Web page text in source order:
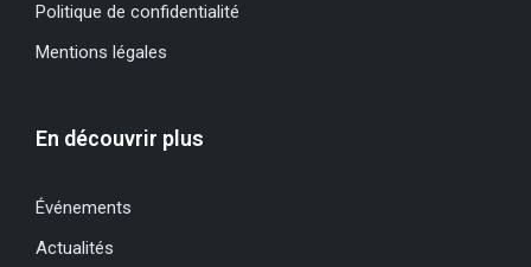
Politique de confidentialité
Mentions légales
En découvrir plus
Événements
Actualités